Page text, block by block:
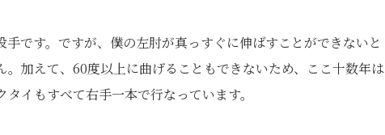
です。ですが、僕の左肘が真っすぐに伸ばすことができないと
加えて、60度以上に曲げることもできないため、ここ十数年は
イもすべて右手一本で行なっています。